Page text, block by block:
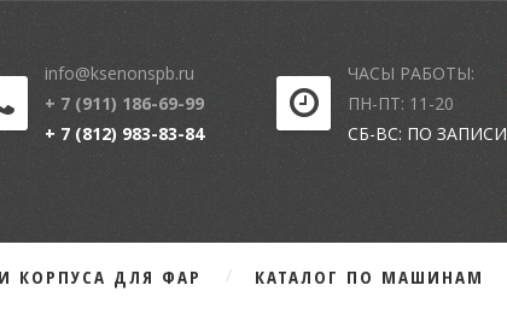
info@ksenonspb.ru
+ 7 (911) 186-69-99
+ 7 (812) 983-83-84
ЧАСЫ РАБОТЫ:
ПН-ПТ: 11-20
СБ-ВС: ПО ЗАПИСИ
КОРПУСА ДЛЯ ФАР КАТАЛОГ ПО МАШИНАМ